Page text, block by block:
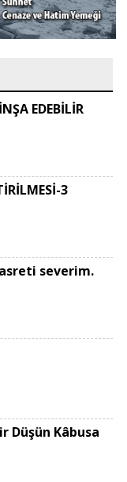
EDEBİLİR
3
severim.
Düşün Kâbusa